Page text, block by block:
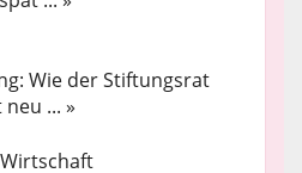
Wie der Stiftungsrat
... »